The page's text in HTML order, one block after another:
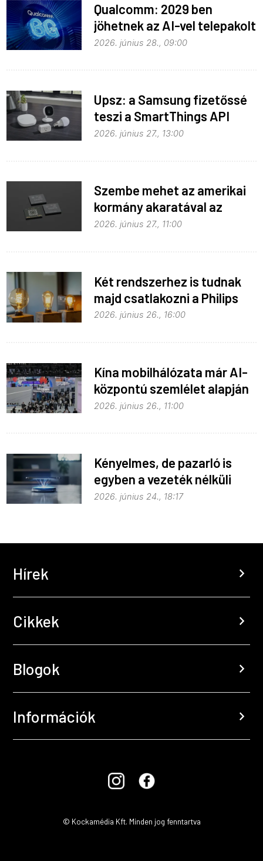
Qualcomm: 2029 ben
jöhetnek az AI-vel telepakolt
6G-s telefonok
2026. június 28., 09:00
Upsz: a Samsung fizetőssé
teszi a SmartThings API
hozzáférést
2026. június 27., 13:00
Szembe mehet az amerikai
kormány akaratával az
Apple
2026. június 27., 11:00
Két rendszerhez is tudnak
majd csatlakozni a Philips
Hue égők
2026. június 26., 16:00
Kína mobilhálózata már AI-
központú szemlélet alapján
fejlődik
2026. június 26., 11:00
Kényelmes, de pazarló is
egyben a vezeték nélküli
töltés
2026. június 24., 18:17
Hírek chevron_right
Cikkek chevron_right
Blogok chevron_right
Információk chevron_right
© Kockamédia Kft. Minden jog fenntartva